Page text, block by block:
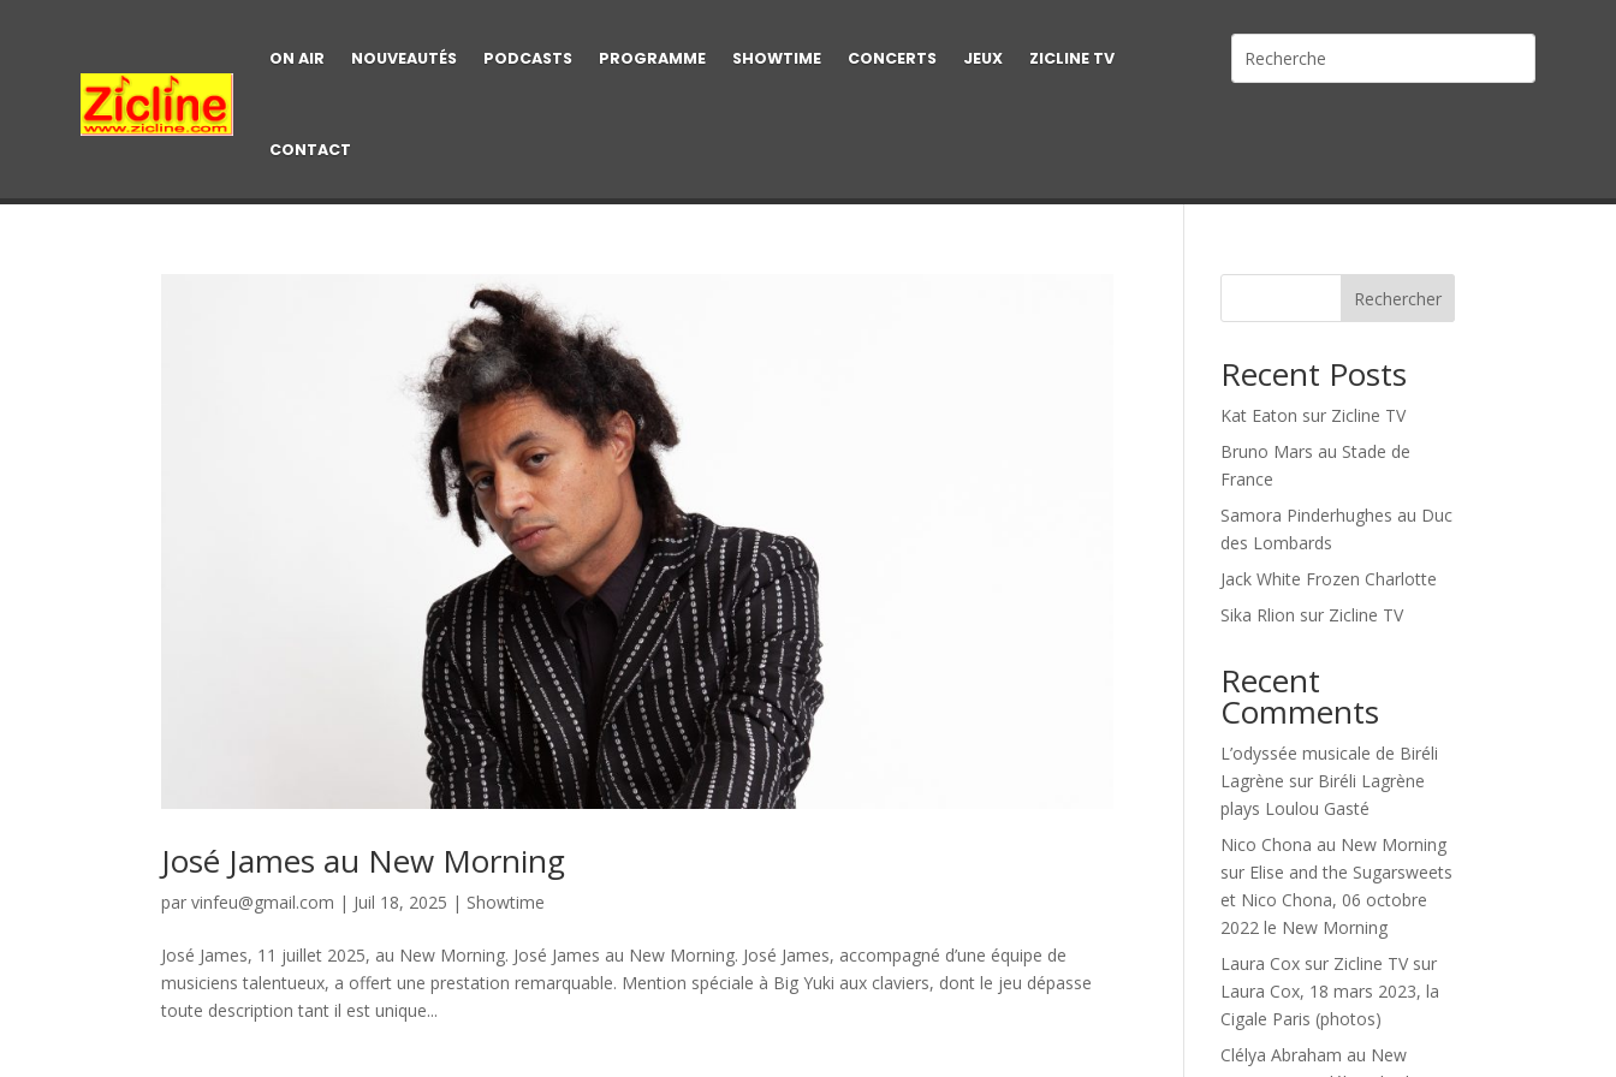
ON AIR NOUVEAUTÉS PODCASTS PROGRAMME SHOWTIME CONCERTS JEUX ZICLINE TV
CONTACT
José James au New Morning
parvinfeu@gmail.com | Juil 18, 2025 | Showtime
José James, 11 juillet 2025, au New Morning. José James au New Morning. José James, accompagné d’une équipe de
musiciens talentueux, a offert une prestation remarquable. Mention spéciale à Big Yuki aux claviers, dont le jeu dépasse
toute description tant il est unique...
Rechercher
Recent Posts
Kat Eaton sur Zicline TV
Bruno Mars au Stade de
France
Samora Pinderhughes au Duc
des Lombards
Jack White Frozen Charlotte
Sika Rlion sur Zicline TV
Recent
Comments
L’odyssée musicale de Biréli
Lagrène sur Biréli Lagrène
plays Loulou Gasté
Nico Chona au New Morning
sur Elise and the Sugarsweets
et Nico Chona, 06 octobre
2022 le New Morning
Laura Cox sur Zicline TVsur
Laura Cox, 18 mars 2023, la
Cigale Paris (photos)
Clélya Abraham au New